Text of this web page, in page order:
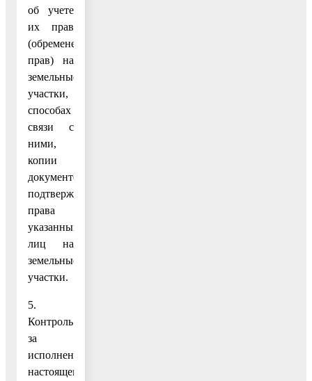
об учете
их прав
(обременений
прав) на
земельные
участки,
способах
связи с
ними,
копии
документов,
подтверждающих
права
указанных
лиц на
земельные
участки.
5.
Контроль
за
исполнением
настоящего